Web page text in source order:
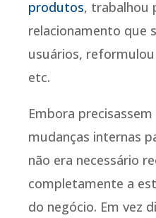
produtos, trabalhou
relacionamento que
usuários,
etc.
Embora
mudanças internas
não era necessário
completamente a
do negócio. Em vez